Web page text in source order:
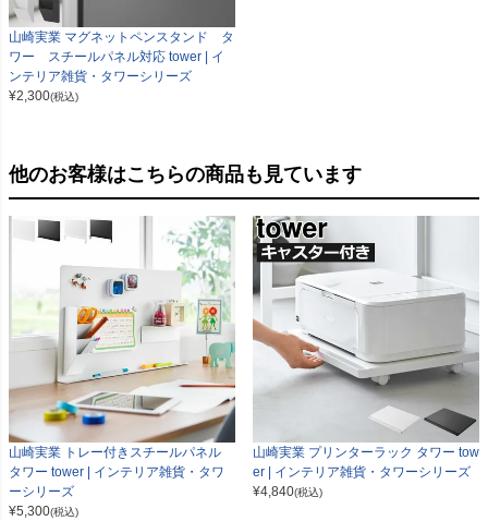
山崎実業 マグネットペンスタンド タ
ワー スチールパネル対応 tower | イ
ンテリア雑貨・タワーシリーズ
¥2,300(税込)
他のお客様はこちらの商品も見ています
山崎実業 トレー付きスチールパネル
タワー tower | インテリア雑貨・タワ
ーシリーズ
¥5,300(税込)
山崎実業 プリンターラック タワー tow
er | インテリア雑貨・タワーシリーズ
¥4,840(税込)